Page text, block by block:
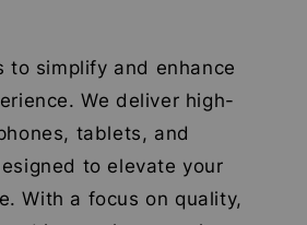
to simplify and enhance
We deliver high-
tablets, and
to elevate your
With a focus on quality,